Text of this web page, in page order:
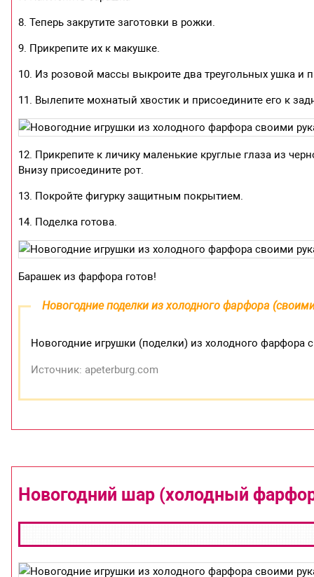
8. Теперь закрутите заготовки в рожки.
9. Прикрепите их к макушке.
10. Из розовой массы выкроите два треугольных ушка и
11. Вылепите мохнатый хвостик и присоедините его к
12. Прикрепите к личику маленькие круглые глаза из
Внизу присоедините рот.
13. Покройте фигурку защитным покрытием.
14. Поделка готова.
Барашек из фарфора готов!
Новогодние поделки из холодного фарфора
Новогодние игрушки (поделки) из холодного фарфора
Источник: apeterburg.com
Новогодний шар (холодный